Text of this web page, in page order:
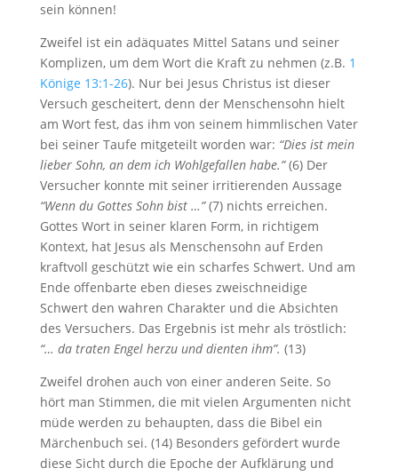
sein können!
Zweifel ist ein adäquates Mittel Satans und seiner
Komplizen, um dem Wort die Kraft zu nehmen (z.B. 1
Könige 13:1-26). Nur bei Jesus Christus ist dieser
Versuch gescheitert, denn der Menschensohn hielt
am Wort fest, das ihm von seinem himmlischen Vater
bei seiner Taufe mitgeteilt worden war: “Dies ist mein
lieber Sohn, an dem ich Wohlgefallen habe.”(6) Der
Versucher konnte mit seiner irritierenden Aussage
“Wenn du Gottes Sohn bist …”(7) nichts erreichen.
Gottes Wort in seiner klaren Form, in richtigem
Kontext, hat Jesus als Menschensohn auf Erden
kraftvoll geschützt wie ein scharfes Schwert. Und am
Ende offenbarte eben dieses zweischneidige
Schwert den wahren Charakter und die Absichten
des Versuchers. Das Ergebnis ist mehr als tröstlich:
“… da traten Engel herzu und dienten ihm”. (13)
Zweifel drohen auch von einer anderen Seite. So
hört man Stimmen, die mit vielen Argumenten nicht
müde werden zu behaupten, dass die Bibel ein
Märchenbuch sei. (14) Besonders gefördert wurde
diese Sicht durch die Epoche der Aufklärung und